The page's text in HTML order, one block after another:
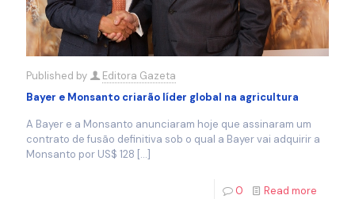
Published by
Editora Gazeta
Bayer e Monsanto criarão líder global na agricultura
A Bayer e a Monsanto anunciaram hoje que assinaram um
contrato de fusão definitiva sob o qual a Bayer vai adquirir a
Monsanto por US$ 128 […]
0 Read more